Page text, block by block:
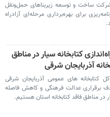
ساخت و توسعه زیربناهای حمل‌ونقل
برای بهره‌برداری مرحله‌ای آزادراه
کتابخانه سیار در مناطق
آذربایجان شرقی
کتابخانه های عمومی آذربایجان شرقی
برقراری عدالت فرهنگی و کاهش فاصله
در مناطق فاقد کتابخانه استان هستیم.